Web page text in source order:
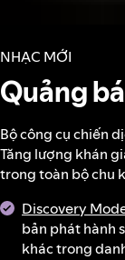
NHẠC MỚI
Quảng
Bộ công cụ chiến
Tăng lượng khán
trong toàn bộ chu
Discovery
bản phát hành
khác trong